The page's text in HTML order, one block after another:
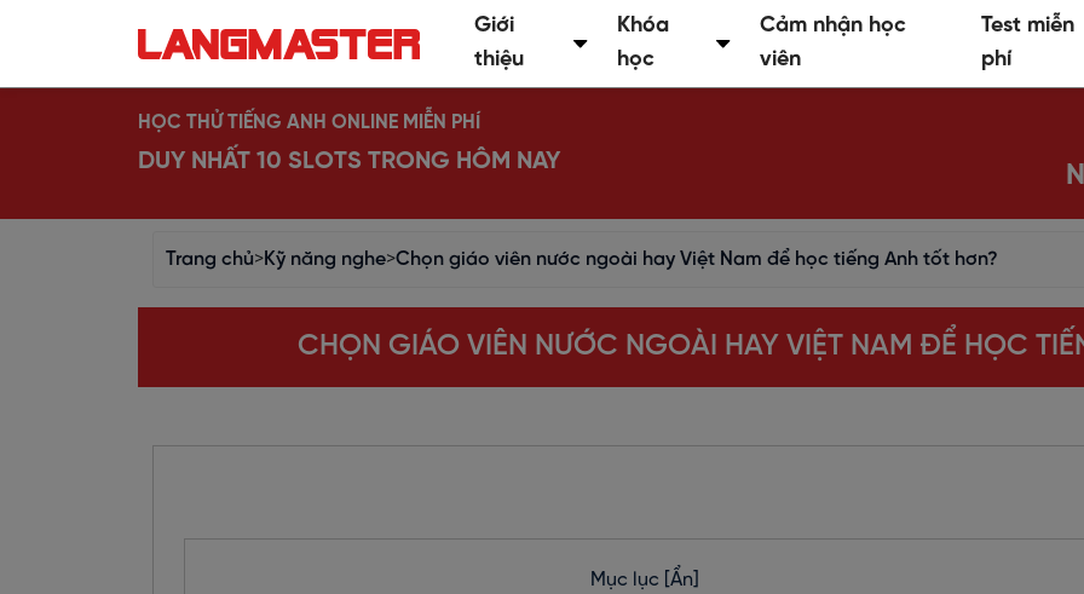
Giới
thiệu
Khóa
học
Cảm nhận học
viên
Test miễn
phí
HỌC THỬ TIẾNG ANH ONLINE MIỄN PHÍ
DUY NHẤT 10 SLOTS TRONG HÔM NAY
Trang chủ>Kỹ năng nghe>Chọn giáo viên nước ngoài hay Việt Nam để học tiếng Anh tốt hơn?
CHỌN GIÁO VIÊN NƯỚC NGOÀI HAY VIỆT NAM ĐỂ HỌC
Mục lục [Ẩn]